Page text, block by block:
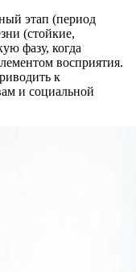
этап (период
(стойкие,
фазу, когда
восприятия.
к
и социальной